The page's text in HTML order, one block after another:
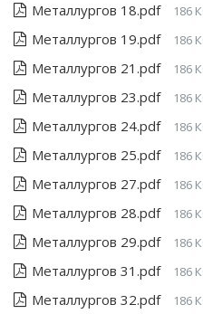
Металлургов 18.pdf 186
Металлургов 19.pdf 186
Металлургов 21.pdf 186
Металлургов 23.pdf 186
Металлургов 24.pdf 186
Металлургов 25.pdf 186
Металлургов 27.pdf 186
Металлургов 28.pdf 186
Металлургов 29.pdf 186
Металлургов 31.pdf 186
Металлургов 32.pdf 186